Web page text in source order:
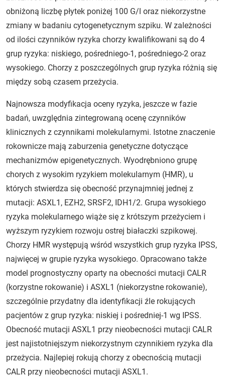
obniżoną liczbę płytek poniżej 100 G/l oraz niekorzyst­ne
zmiany w badaniu cytogenetycznym szpiku. W zależności
od ilości czynników ryzyka chorzy kwalifikowani są do 4
grup ryzyka: niskiego, po­średniego-1, pośredniego-2 oraz
wysokiego. Chorzy z poszczególnych grup ryzyka różnią się
między sobą czasem przeżycia.
Najnowsza modyfikacja oceny ryzyka, jeszcze w fazie
badań, uwzględnia zintegrowaną ocenę czynników
klinicznych z czynnikami molekularnymi. Istotne znaczenie
rokownicze mają zaburzenia genetyczne dotyczące
mechanizmów epigenetycznych. Wyodrębniono grupę
chorych z wysokim ryzykiem molekularnym (HMR), u
których stwierdza się obecność przynajmniej jednej z
mutacji: ASXL1, EZH2, SRSF2, IDH1/2. Grupa wysokiego
ryzyka molekularnego wiąże się z krótszym przeżyciem i
wyższym ryzykiem rozwoju ostrej białaczki szpikowej.
Chorzy HMR występują wśród wszystkich grup ryzyka IPSS,
najwięcej w grupie ryzyka wysokiego. Opracowano także
model prognostyczny oparty na obecności mutacji CALR
(korzystne rokowanie) i ASXL1 (niekorzystne rokowanie),
szczególnie przydatny dla identyfikacji źle rokujących
pacjentów z grup ryzyka: niskiej i pośredniej-1 wg IPSS.
Obecność mutacji ASXL1 przy nieobecności mutacji CALR
jest najistotniejszym niekorzystnym czynnikiem ryzyka dla
przeżycia. Najlepiej rokują chorzy z obecnością mutacji
CALR przy nieobecności mutacji ASXL1.